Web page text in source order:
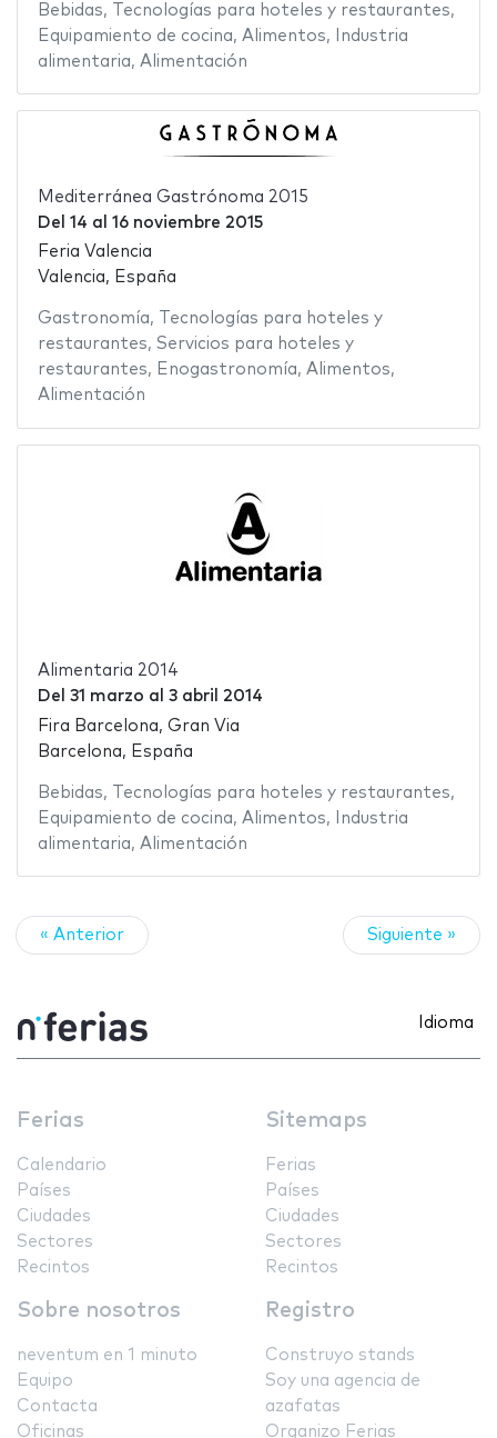
Bebidas, Tecnologías para hoteles y restaurantes,
Equipamiento de cocina, Alimentos,
Industria
alimentaria, Alimentación
Mediterránea Gastrónoma 2015
Del 14 al 16 noviembre 2015
Feria Valencia
Valencia, España
Gastronomía,
Tecnologías para hoteles y
restaurantes, Servicios para hoteles y
restaurantes, Enogastronomía, Alimentos,
Alimentación
Alimentaria 2014
Del 31 marzo al 3 abril 2014
Fira Barcelona, Gran Via
Barcelona, España
Bebidas, Tecnologías para hoteles y restaurantes,
Equipamiento de cocina, Alimentos,
Industria
alimentaria, Alimentación
« Anterior Siguiente »
Idioma
Ferias
Calendario
Países
Ciudades
Sectores
Recintos
Sitemaps
Ferias
Países
Ciudades
Sectores
Recintos
Sobre nosotros
neventum en 1 minuto
Equipo
Contacta
Oficinas
Registro
Construyo stands
Soy una agencia de
azafatas
Organizo Ferias